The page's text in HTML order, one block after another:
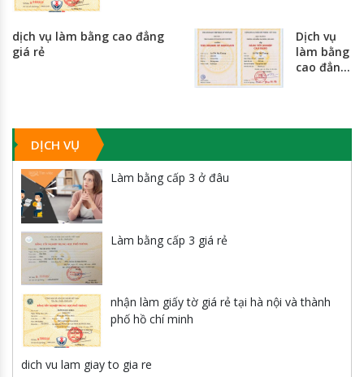
phố hồ
dịch vụ làm bằng cao đẳng
giá rẻ
Dịch vụ
làm bằng
cao đẳng
quốc
DỊCH VỤ
Làm bằng cấp 3 ở đâu
Làm bằng cấp 3 giá rẻ
nhận làm giấy tờ giá rẻ tại hà nội và thành
phố hồ chí minh
dich vu lam giay to gia re